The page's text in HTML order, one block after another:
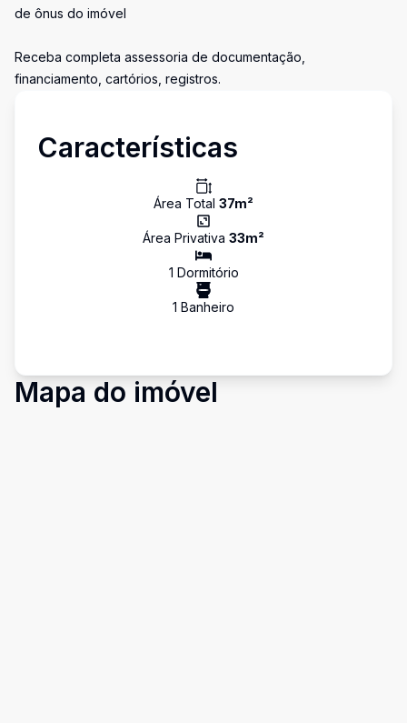
de ônus do imóvel
Receba completa assessoria de documentação,
financiamento, cartórios, registros.
Características
Área Total 37m²
Área Privativa 33m²
1 Dormitório
1 Banheiro
Mapa do imóvel